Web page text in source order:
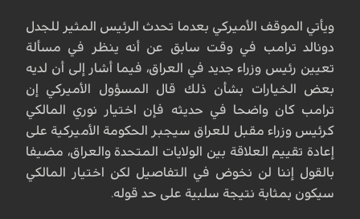
ويأتي الموقف الأميركي بعدما تحدث الرئيس المثير للجدل
دونالد ترامب في وقت سابق عن أنه ينظر في مسألة
تعيين رئيس وزراء جديد في العراق، فيما أشار إلى أن لديه
بعض الخيارات بشأن ذلك قال المسؤول الأميركي إن
ترامب كان واضحا في حديثه فإن اختيار نوري المالكي
كرئيس وزراء مقبل للعراق سيجبر الحكومة الأميركية على
إعادة تقييم العلاقة بين الولايات المتحدة والعراق، مضيفا
بالقول إننا لن نخوض في التفاصيل لكن اختيار المالكي
سيكون بمثابة نتيجة سلبية على حد قوله.